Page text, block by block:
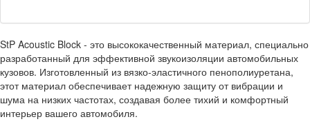
StP Acoustic Block - это высококачественный материал, специально
разработанный для эффективной звукоизоляции автомобильных
кузовов. Изготовленный из вязко-эластичного пенополиуретана,
этот материал обеспечивает надежную защиту от вибрации и
шума на низких частотах, создавая более тихий и комфортный
интерьер вашего автомобиля.